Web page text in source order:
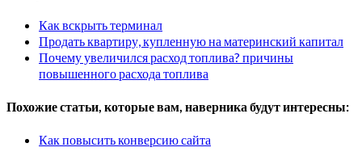
Как вскрыть терминал
Продать квартиру, купленную на материнский капитал
Почему увеличился расход топлива? причины
повышенного расхода топлива
Похожие статьи, которые вам, наверника будут интересны:
Как повысить конверсию сайта